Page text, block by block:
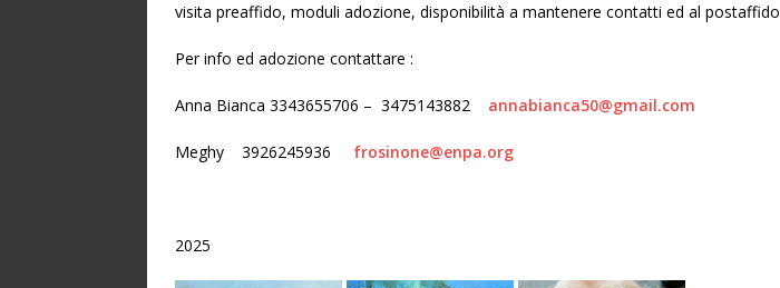
visita preaffido, moduli adozione, disponibilità a mantenere contatti ed al postaffido
Per info ed adozione contattare :
Anna Bianca 3343655706 – 3475143882 annabianca50@gmail.com
Meghy 3926245936 frosinone@enpa.org
2025